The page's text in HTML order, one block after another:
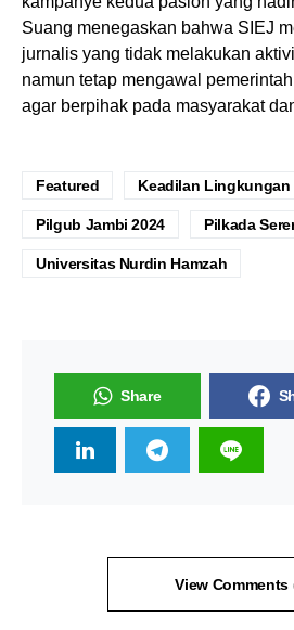
Suang menegaskan bahwa SIEJ
jurnalis yang tidak melakukan
namun tetap mengawal
agar berpihak pada masyarakat
Featured Keadilan Lingkungan
Pilgub Jambi 2024 Pilkada
Universitas Nurdin Hamzah
Share
View Comments